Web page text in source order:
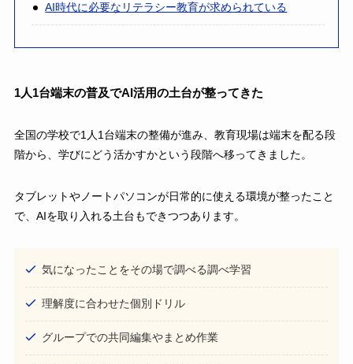
AI時代に必要なリテラシー教育が求められている
1人1台端末の普及でAI活用の土台が整ってきた
全国の学校で1人1台端末の整備が進み、教育現場は端末を配る段
階から、学びにどう活かすかという段階へ移ってきました。
タブレットやノートパソコンが日常的に使える環境が整ったこと
で、AIを取り入れる土台もできつつあります。
気になったことをその場で調べる調べ学習
理解度に合わせた個別ドリル
グループでの共同編集やまとめ作業